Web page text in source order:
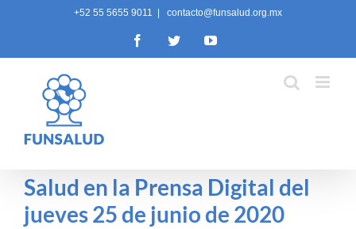
+52 55 5655 9011 contacto@funsalud.org.mx
FacebookTwitterYouTube
Salud en la Prensa Digital del
jueves 25 de junio de 2020